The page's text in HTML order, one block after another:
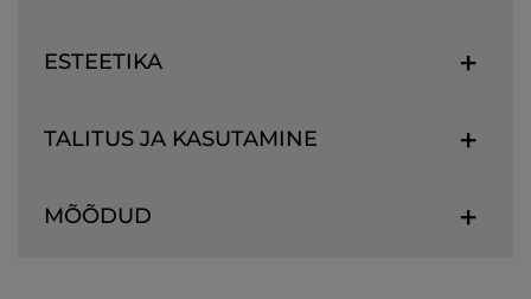
ESTEETIKA
TALITUS JA KASUTAMINE
MÕÕDUD